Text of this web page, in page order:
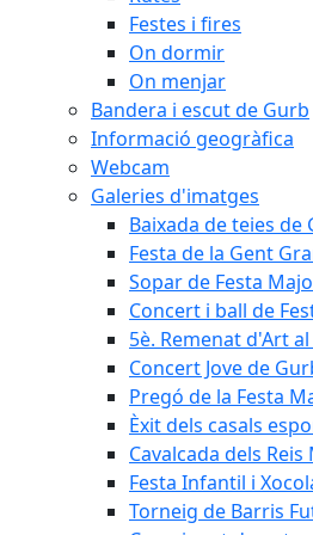
Festes i fires
On dormir
On menjar
Bandera i escut de Gurb
Informació geogràfica
Webcam
Galeries d'imatges
Baixada de teies de
Festa de la Gent
Sopar de Festa
Concert i ball de
5è. Remenat d'Art
Concert Jove de
Pregó de la Festa
Èxit dels casals
Cavalcada dels
Festa Infantil i
Torneig de Barris